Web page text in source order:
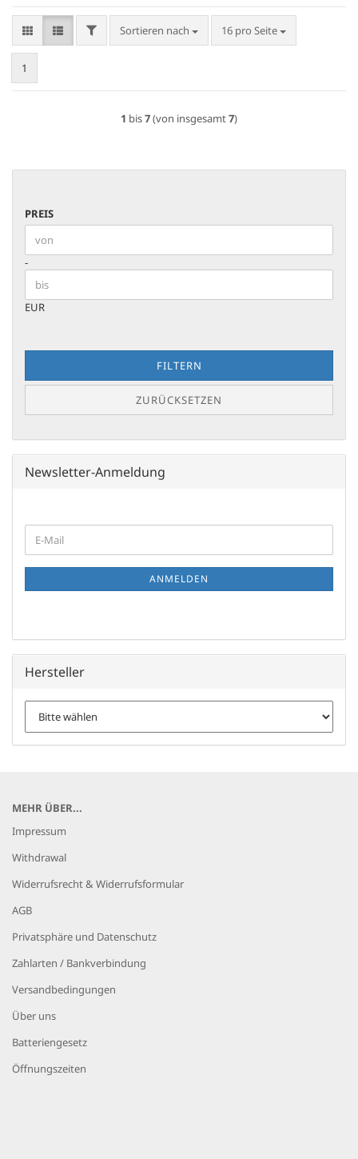
FILTERSortieren nach
Sortieren nach 16 pro Seite
pro Seite
1
1 bis7(von insgesamt7)
PREIS
PREIS
Preis bis
-
EUR
FILTERN
ZURÜCKSETZEN
Newsletter-Anmeldung
ZUR
NEWSLETTER-
E-
Mail
ANMELDEN
Hersteller
MEHR ÜBER...
Impressum
Withdrawal
Widerrufsrecht & Widerrufsformular
AGB
Privatsphäre und Datenschutz
Zahlarten / Bankverbindung
Versandbedingungen
Über uns
Batteriengesetz
Öffnungszeiten